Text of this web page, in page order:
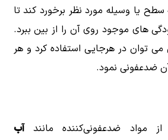
یا وسیله مورد نظر برخورد کند تا
های موجود روی آن را از بین ببرد.
می توان در هرجایی استفاده کرد و هر
ضدعفونی نمود.
مواد ضدعفونی‌کننده مانندآب